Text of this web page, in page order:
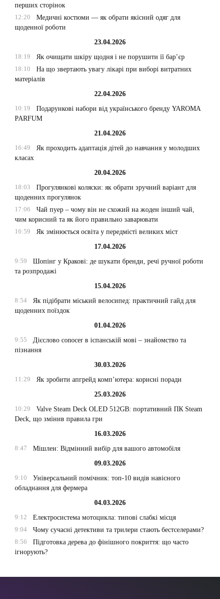
перших сторінок
12:20
Медичні костюми — як обрати якісний одяг для
щоденної роботи
23.04.2026
18:19
Як очищати шкіру щодня і не порушити її бар’єр
18:10
На що звертають увагу лікарі при виборі витратних
матеріалів
22.04.2026
10:19
Подарункові набори від українського бренду YAROMA
PARFUM
21.04.2026
16:49
Як проходить адаптація дітей до навчання у молодших
класах
20.04.2026
18:03
Прогулянкові коляски: як обрати зручний варіант для
щоденних прогулянок
17:06
Чай пуер – чому він не схожий на жоден інший чай,
чим корисний та як його правильно заварювати
16:59
Як змінюється освіта у передмісті великих міст
17.04.2026
9:59
Шопінг у Кракові: де шукати бренди, речі ручної роботи
та розпродажі
15.04.2026
8:54
Як підібрати міський велосипед: практичний гайд для
щоденних поїздок
01.04.2026
9:55
Дієслово conocer в іспанській мові – знайомство та
пізнання
30.03.2026
11:29
Як зробити апгрейд комп’ютера: корисні поради
25.03.2026
10:29
Valve Steam Deck OLED 512GB: портативний ПК Steam
Deck, що змінив правила гри
16.03.2026
8:47
Мішлен: Відмінний вибір для вашого автомобіля
09.03.2026
9:10
Універсальний помічник: топ-10 видів навісного
обладнання для фермера
04.03.2026
9:12
Електросистема мотоцикла: типові слабкі місця
9:04
Чому сучасні детективи та трилери стають бестселерами?
8:56
Підготовка дерева до фінішного покриття: що часто
ігнорують?